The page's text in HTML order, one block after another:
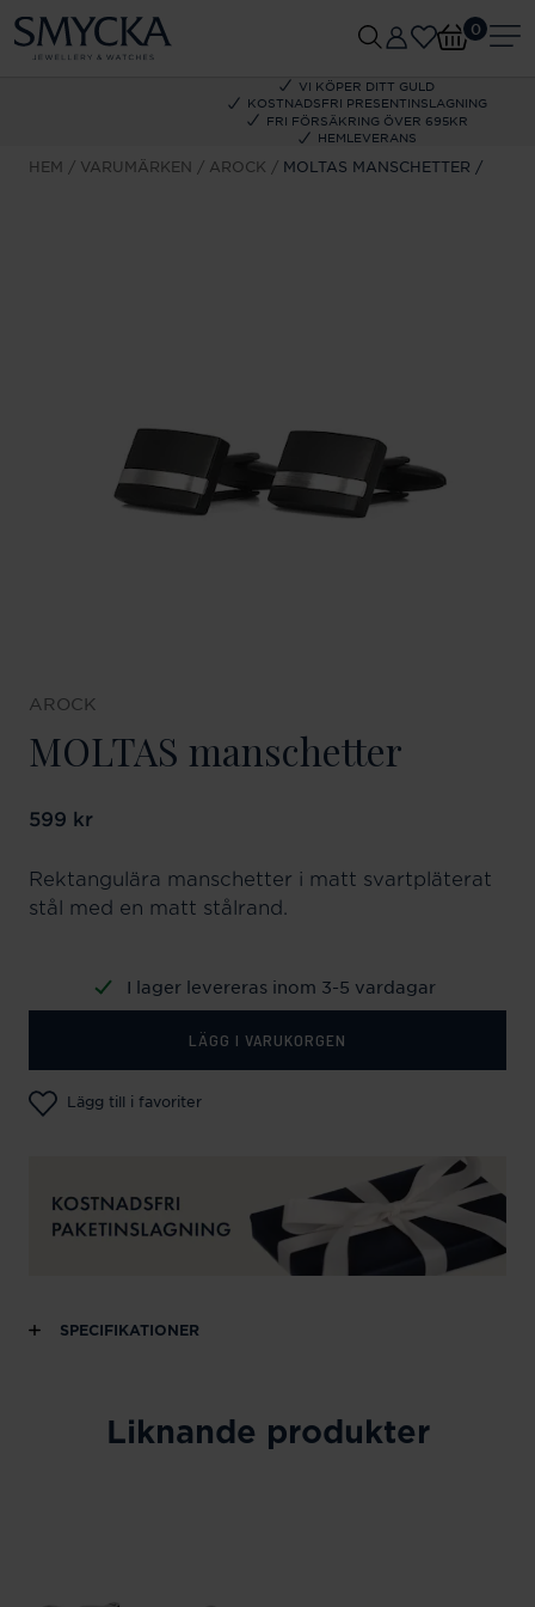
VI KÖPER DITT GULD
KOSTNADSFRI PRESENTINSLAGNING
FRI FÖRSÄKRING ÖVER 695KR
HEMLEVERANS
0
HEM VARUMÄRKEN AROCK MOLTAS MANSCHETTER
AROCK
MOLTAS manschetter
Pris :599 kr
599 kr
Rektangulära manschetter i matt svartpläterat
stål med en matt stålrand.
I lager levereras inom 3-5 vardagar
LÄGG I VARUKORGEN
Lägg till i favoriter
SPECIFIKATIONER
Liknande produkter